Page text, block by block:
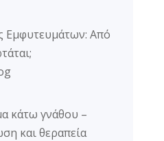
Εμφυτευμάτων: Από
κάτω γνάθου –
και θεραπεία